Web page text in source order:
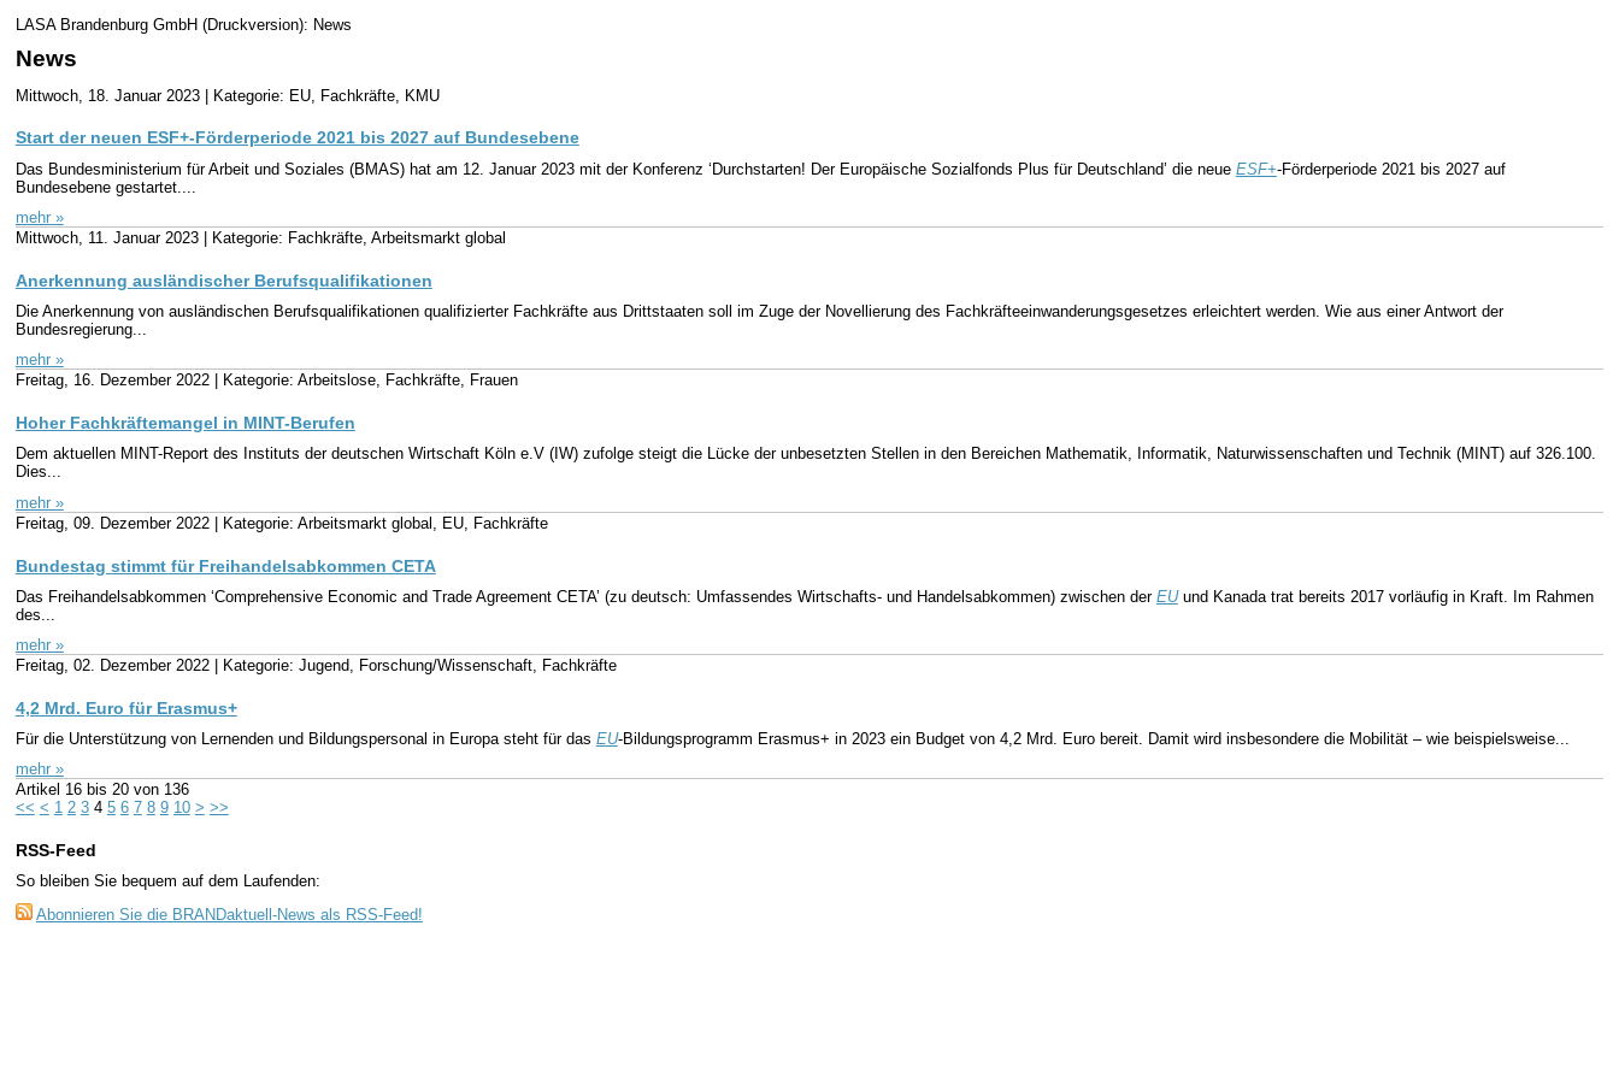
LASA Brandenburg GmbH (Druckversion): News
News
Mittwoch, 18. Januar 2023 | Kategorie: EU, Fachkräfte, KMU
Start der neuen ESF+-Förderperiode 2021 bis 2027 auf Bundesebene
Das Bundesministerium für Arbeit und Soziales (BMAS) hat am 12. Januar 2023 mit der Konferenz ‘Durchstarten! Der Europäische Sozialfonds Plus für Deutschland’ die neue ESF+-Förderperiode 2021 bis 2027 auf
Bundesebene gestartet....
mehr »
Mittwoch, 11. Januar 2023 |
Kategorie: Fachkräfte, Arbeitsmarkt global
Anerkennung ausländischer Berufsqualifikationen
Die Anerkennung von ausländischen Berufsqualifikationen qualifizierter Fachkräfte aus Drittstaaten soll im Zuge der Novellierung des Fachkräfteeinwanderungsgesetzes erleichtert werden. Wie aus einer Antwort der
Bundesregierung...
mehr »
Freitag, 16. Dezember 2022 |
Kategorie: Arbeitslose, Fachkräfte, Frauen
Hoher Fachkräftemangel in MINT-Berufen
Dem aktuellen MINT-Report des Instituts der deutschen Wirtschaft Köln e.V (IW) zufolge steigt die Lücke der unbesetzten Stellen in den Bereichen Mathematik, Informatik, Naturwissenschaften und Technik (MINT) auf 326.100.
Dies...
mehr »
Freitag, 09. Dezember 2022 | Kategorie: Arbeitsmarkt global, EU, Fachkräfte
Bundestag stimmt für Freihandelsabkommen CETA
Das Freihandelsabkommen ‘Comprehensive Economic and Trade Agreement CETA’ (zu deutsch: Umfassendes Wirtschafts- und Handelsabkommen) zwischen der EUund Kanada trat bereits 2017 vorläufig in Kraft. Im Rahmen
des...
mehr »
Freitag, 02. Dezember 2022 |
Kategorie: Jugend, Forschung/Wissenschaft, Fachkräfte
4,2 Mrd. Euro für Erasmus+
Für die Unterstützung von Lernenden und Bildungspersonal in Europa steht für das EU-Bildungsprogramm Erasmus+ in 2023 ein Budget von 4,2 Mrd. Euro bereit. Damit wird insbesondere die Mobilität ­– wie beispielsweise...
mehr »
Artikel 16 bis 20von 136
<< < 1 2 3 4 5 6 7 8 9 10 > >>
RSS-Feed
So bleiben Sie bequem auf dem Laufenden:
Abonnieren Sie die BRANDaktuell-News als RSS-Feed!